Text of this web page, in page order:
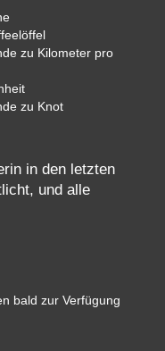
zu Kilometer pro
zu Knot
in den letzten
und alle
bald zur Verfügung